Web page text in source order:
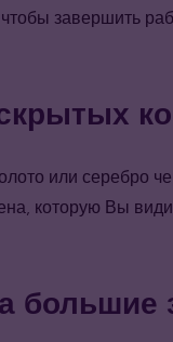
завершить
или серебро
которую Вы
большие